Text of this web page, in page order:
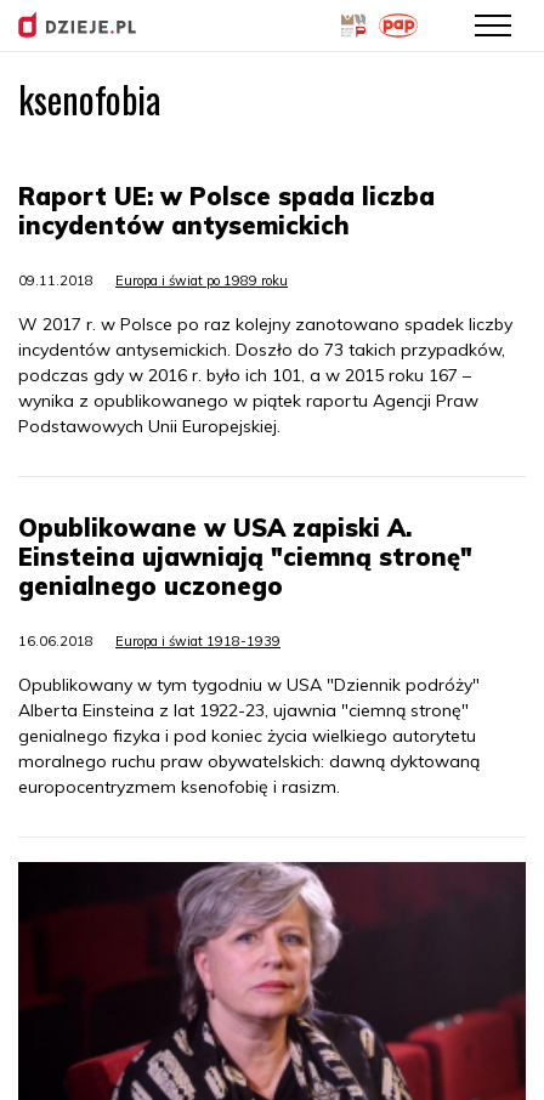
ksenofobia
Raport UE: w Polsce spada liczba
incydentów antysemickich
09.11.2018 Europa i świat po 1989 roku
W 2017 r. w Polsce po raz kolejny zanotowano spadek liczby
incydentów antysemickich. Doszło do 73 takich przypadków,
podczas gdy w 2016 r. było ich 101, a w 2015 roku 167 –
wynika z opublikowanego w piątek raportu Agencji Praw
Podstawowych Unii Europejskiej.
Opublikowane w USA zapiski A.
Einsteina ujawniają "ciemną stronę"
genialnego uczonego
16.06.2018 Europa i świat 1918-1939
Opublikowany w tym tygodniu w USA "Dziennik podróży"
Alberta Einsteina z lat 1922-23, ujawnia "ciemną stronę"
genialnego fizyka i pod koniec życia wielkiego autorytetu
moralnego ruchu praw obywatelskich: dawną dyktowaną
europocentryzmem ksenofobię i rasizm.